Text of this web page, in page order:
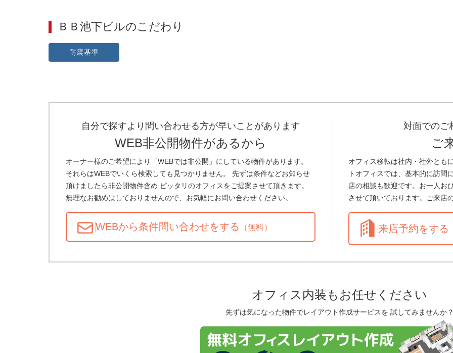
ＢＢ池下ビルのこだわり
耐震基準
自分で探すより問い合わせる方が早いことがあります
WEB非公開物件があるから
オーナー様のご希望により「WEBでは非公開」にしている物件があります。
それらはWEBでいくら検索しても見つかりません。 先ずは条件などお知らせ
頂けましたら非公開物件含め ピッタリのオフィスをご提案させて頂きます。
無理なお勧めはしておりませんので、お気軽にお問い合わせください。
WEBから条件問い合わせをする （無料）
対面でのご
ご
オフィス移転は社内・社外とも
トオフィスでは、基本的に訪問
店の相談も歓迎です。お一人お
させて頂いております。ご来店
来店予約をする
オフィス内装もお任せください
先ずは気になった物件でレイアウト作成サービスを 試してみませんか